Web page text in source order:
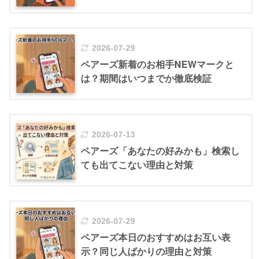
2026-07-29
ペアーズ新着のお相手NEWマークと
は？期間はいつまでか徹底検証
2026-07-13
ペアーズ「あなたの好みかも」検索し
ても出てこない理由と対策
2026-07-29
ペアーズ本日のおすすめはお互い表
示？同じ人ばかりの理由と対策